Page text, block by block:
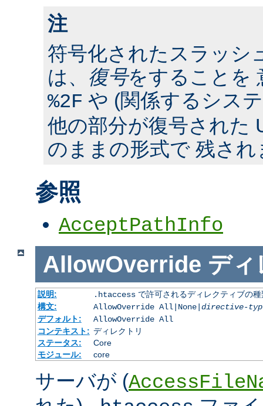
注
符号化されたスラッシ
は、 復号をすることを
%2F や (関係するシス
他の部分が復号された
のままの形式で 残され
参照
AcceptPathInfo
AllowOverride ディ
説明: .htaccessで許可されるディレクティブの種
構文:
AllowOverride All|None| directive-
デフォルト:
AllowOverride All
コンテキスト: ディレクトリ
ステータス:
Core
モジュール:
core
サーバが (